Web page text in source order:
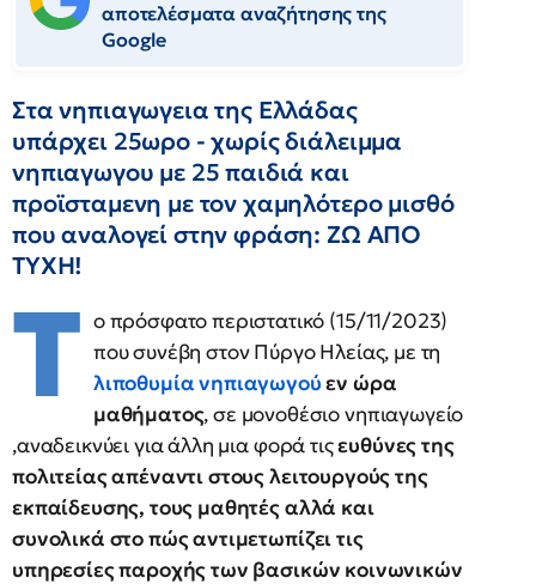
αποτελέσματα αναζήτησης της
Google
Στα νηπιαγωγεια της Ελλάδας
υπάρχει 25ωρο - χωρίς διάλειμμα
νηπιαγωγου με 25 παιδιά και
προϊσταμενη με τον χαμηλότερο μισθό
που αναλογεί στην φράση: ΖΩ ΑΠΟ
ΤΥΧΗ!
T ο πρόσφατο περιστατικό (15/11/2023)
που συνέβη στον Πύργο Ηλείας, με τη
λιποθυμία νηπιαγωγούεν ώρα
μαθήματος, σε μονοθέσιο νηπιαγωγείο
,αναδεικνύει για άλλη μια φορά τιςευθύνες της
πολιτείας απέναντι στους λειτουργούς της
εκπαίδευσης, τους μαθητέςαλλά και
συνολικά στο πώς αντιμετωπίζει τις
υπηρεσίες παροχής των βασικών κοινωνικών